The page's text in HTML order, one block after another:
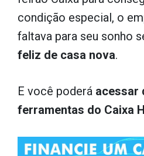
condição especial, o
faltava para seu sonho
feliz de casa nova.
E você poderá acessar
ferramentas do Caixa